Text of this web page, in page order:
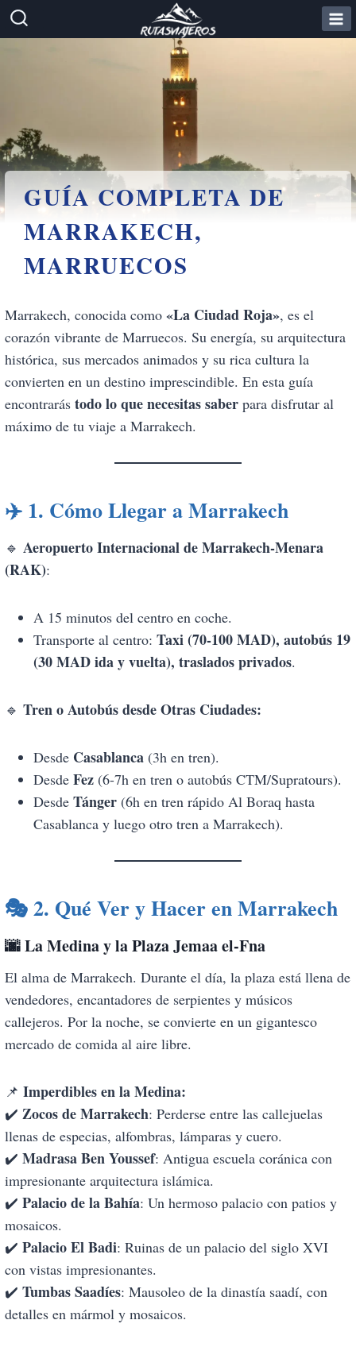
Saltar
GUÍA COMPLETA DE
MARRAKECH,
MARRUECOS
Marrakech, conocida como«La Ciudad Roja», es el
corazón vibrante de Marruecos. Su energía, su arquitectura
histórica, sus mercados animados y su rica cultura la
convierten en un destino imprescindible. En esta guía
encontrarástodo lo que necesitas saber para disfrutar al
máximo de tu viaje a Marrakech.
✈️ 1. Cómo Llegar a Marrakech
🔹 Aeropuerto Internacional de Marrakech-Menara
(RAK):
A 15 minutos del centro en coche.
Transporte al centro:Taxi (70-100 MAD), autobús 19
(30 MAD ida y vuelta), traslados privados.
🔹Tren o Autobús desde Otras Ciudades:
Desde Casablanca (3h en tren).
DesdeFez (6-7h en tren o autobús CTM/Supratours).
DesdeTánger (6h en tren rápido Al Boraq hasta
Casablanca y luego otro tren a Marrakech).
🎭2. Qué Ver y Hacer en Marrakech
🌆La Medina y la Plaza Jemaa el-Fna
El alma de Marrakech. Durante el día, la plaza está llena de
vendedores, encantadores de serpientes y músicos
callejeros. Por la noche, se convierte en un gigantesco
mercado de comida al aire libre.
📌Imperdibles en la Medina:
✔️ Zocos de Marrakech: Perderse entre las callejuelas
llenas de especias, alfombras, lámparas y cuero.
✔️Madrasa Ben Youssef: Antigua escuela coránica con
impresionante arquitectura islámica.
✔️Palacio de la Bahía: Un hermoso palacio con patios y
mosaicos.
✔️Palacio El Badi: Ruinas de un palacio del siglo XVI
con vistas impresionantes.
✔️Tumbas Saadíes: Mausoleo de la dinastía saadí, con
detalles en mármol y mosaicos.